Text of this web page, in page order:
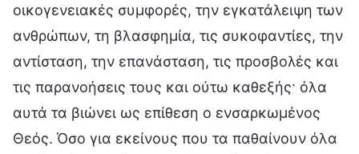
οικογενειακές συμφορές, την εγκατάλειψη των
ανθρώπων, τη βλασφημία, τις συκοφαντίες, την
αντίσταση, την επανάσταση, τις προσβολές και
τις παρανοήσεις τους και ούτω καθεξής· όλα
αυτά τα βιώνει ως επίθεση ο ενσαρκωμένος
Θεός. Όσο για εκείνους που τα παθαίνουν όλα